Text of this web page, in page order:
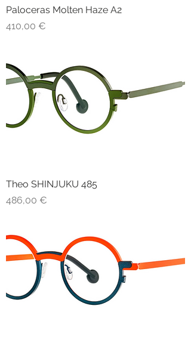
Paloceras Molten Haze A2
Prezzo
410,00 €
Theo SHINJUKU 485
Prezzo
486,00 €